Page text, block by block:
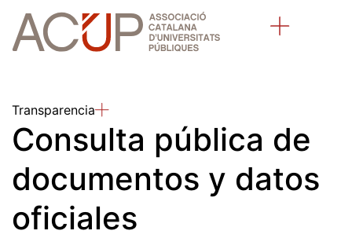
Transparencia
Consulta pública de
documentos y datos
oficiales